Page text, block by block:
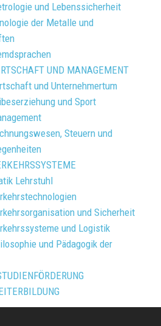
und Lebenssicherheit
der Metalle und
UND MANAGEMENT
und Unternehmertum
und Sport
Steuern und
Lehrstuhl
und Sicherheit
und Logistik
und Pädagogik der